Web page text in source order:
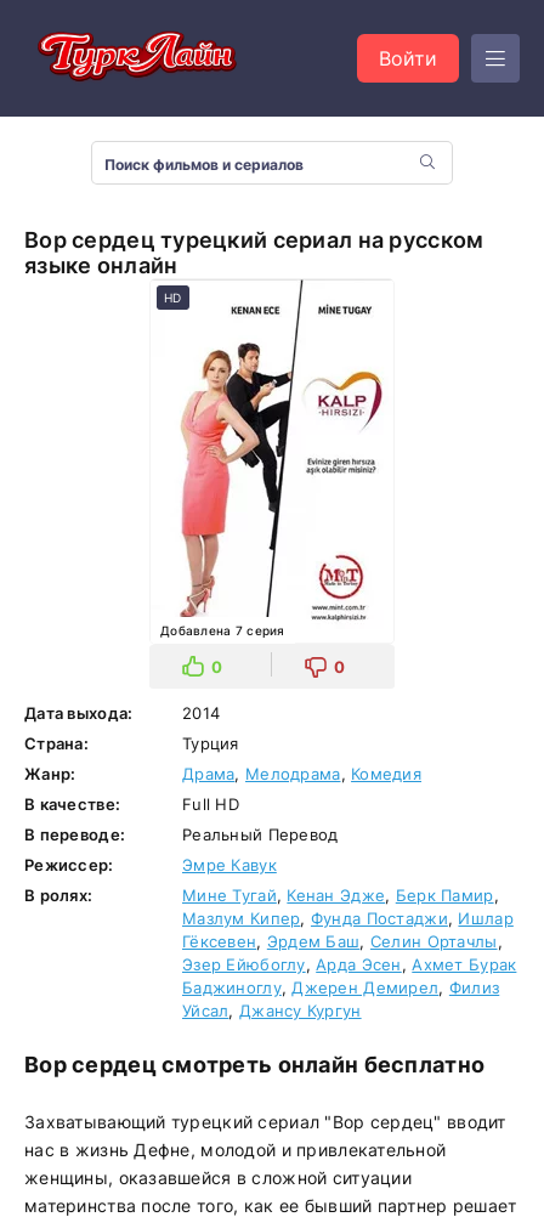
Войти
Вор сердец турецкий сериал на русском
языке онлайн
HD
Добавлена 7 серия
0 0
Дата выхода:
2014
Страна:
Турция
Жанр:
Драма, Мелодрама, Комедия
В качестве:
Full HD
В переводе:
Реальный Перевод
Режиссер:
Эмре Кавук
В ролях:
Мине Тугай, Кенан Эдже, Берк Памир,
Мазлум Кипер, Фунда Постаджи, Ишлар
Гёксевен, Эрдем Баш, Селин Ортачлы,
Эзер Ейюбоглу,Арда Эсен,Ахмет Бурак
Баджиноглу, Джерен Демирел, Филиз
Уйсал, Джансу Кургун
Вор сердец смотреть онлайн бесплатно
Захватывающий турецкий сериал "Вор сердец" вводит
нас в жизнь Дефне, молодой и привлекательной
женщины, оказавшейся в сложной ситуации
материнства после того, как ее бывший партнер решает